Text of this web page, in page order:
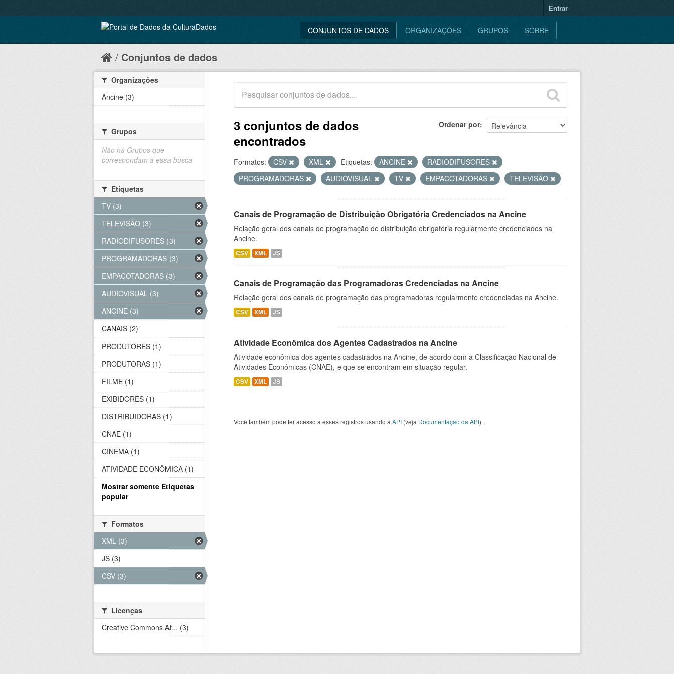
Entrar
CONJUNTOS DE DADOS ORGANIZAÇÕES GRUPOS SOBRE
Conjuntos de dados
Ordenar por
3 conjuntos de dados
encontrados
Formatos: CSV XML Etiquetas: ANCINE
RADIODIFUSORES
PROGRAMADORAS
AUDIOVISUAL TV EMPACOTADORAS TELEVISÃO
Canais de Programação de Distribuição Obrigatória Credenciados na Ancine
Relação geral dos canais de programação de distribuição obrigatória regularmente credenciados na
Ancine.
CSV XML JS
Canais de Programação das Programadoras Credenciadas na Ancine
Relação geral dos canais de programação das programadoras regularmente credenciadas na Ancine.
CSV XML JS
Atividade Econômica dos Agentes Cadastrados na Ancine
Atividade econômica dos agentes cadastrados na Ancine, de acordo com a Classificação Nacional de
Atividades Econômicas (CNAE), e que se encontram em situação regular.
CSV XML JS
Você também pode ter acesso a esses registros usando a API (veja Documentação da API).
Organizações
Ancine (3)
Grupos
Não há Grupos que
correspondam a essa busca
Etiquetas
TV (3)
TELEVISÃO (3)
RADIODIFUSORES (3)
PROGRAMADORAS (3)
EMPACOTADORAS (3)
AUDIOVISUAL (3)
ANCINE (3)
CANAIS (2)
PRODUTORES (1)
PRODUTORAS (1)
FILME (1)
EXIBIDORES (1)
DISTRIBUIDORAS (1)
CNAE (1)
CINEMA (1)
ATIVIDADE ECONÔMICA (1)
Mostrar somente Etiquetas
popular
Formatos
XML (3)
JS (3)
CSV (3)
Licenças
Creative Commons At... (3)